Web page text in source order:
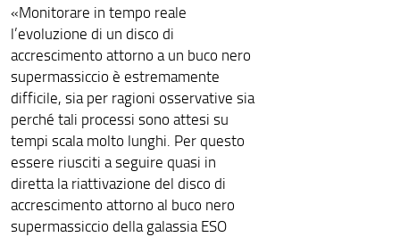
«Monitorare in tempo reale
l’evoluzione di un disco di
accrescimento attorno a un buco nero
supermassiccio è estremamente
difficile, sia per ragioni osservative sia
perché tali processi sono attesi su
tempi scala molto lunghi. Per questo
essere riusciti a seguire quasi in
diretta la riattivazione del disco di
accrescimento attorno al buco nero
supermassiccio della galassia ESO